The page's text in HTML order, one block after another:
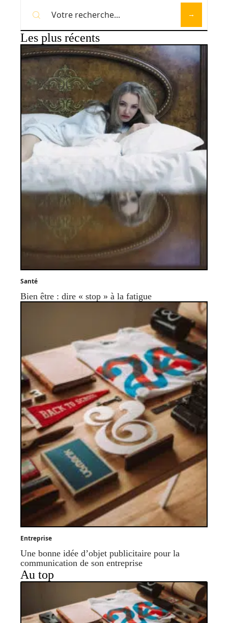
Les plus récents
Santé
Bien être : dire « stop » à la fatigue
Entreprise
Une bonne idée d’objet publicitaire pour la
communication de son entreprise
Au top